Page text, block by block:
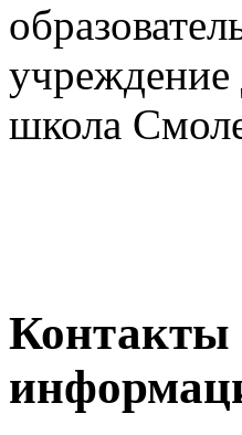
учреждение
школа
Контакты